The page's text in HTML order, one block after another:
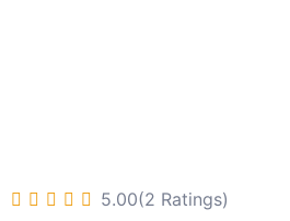
5.00(2 Ratings)